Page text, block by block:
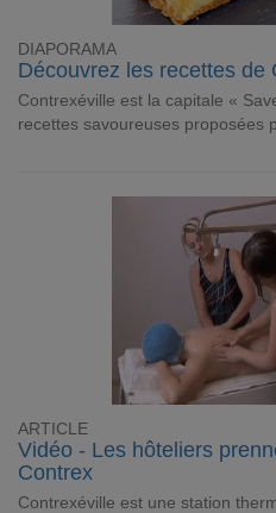
DIAPORAMA
Découvrez les recettes de
Contrexéville est la capitale «
recettes savoureuses proposées
ARTICLE
Vidéo - Les hôteliers
Contrex
Contrexéville est une station